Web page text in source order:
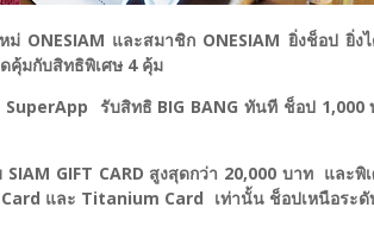
ม่ ONESIAM และสมาชิก ONESIAM ยิ่งช็อป ยิ่
คุ้มกับสิทธิพิเศษ 4 คุ้ม
รับสิทธิ BIG BANG ทันที ช็อป 1,000
GIFT CARD สูงสุดกว่า 20,000 บาท และ
และ Titanium Card เท่านั้น ช็อปเหนือระ